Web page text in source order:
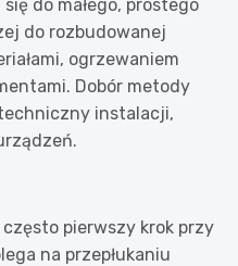
do małego, prostego
do rozbudowanej
ogrzewaniem
Dobór metody
instalacji,
pierwszy krok przy
na przepłukaniu